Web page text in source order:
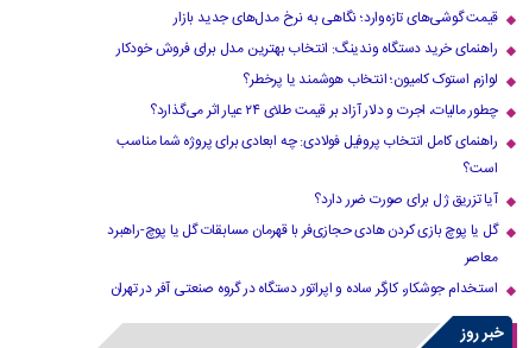
قیمت گوشی‌های تازه‌وارد؛ نگاهی به نرخ مدل‌های جدید بازار
راهنمای خرید دستگاه وندینگ: انتخاب بهترین مدل برای فروش خودکار
لوازم استوک کامیون؛ انتخاب هوشمند یا پرخطر؟
چطور مالیات، اجرت و دلار آزاد بر قیمت طلای ۲۴ عیار اثر می‌گذارد؟
راهنمای کامل انتخاب پروفیل فولادی: چه ابعادی برای پروژه شما مناسب
است؟
آیا تزریق ژل برای صورت ضرر دارد​؟
گل یا پوچ بازی کردن هادی حجازی‌فر با قهرمان مسابقات گل یا پوچ-راهبرد
معاصر
استخدام جوشکار، کارگر ساده و اپراتور دستگاه در گروه صنعتی آفر در تهران
خبر روز